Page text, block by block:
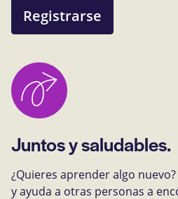
Registrarse
Juntos y saludables.
¿Quieres aprender algo
y ayuda a otras personas a